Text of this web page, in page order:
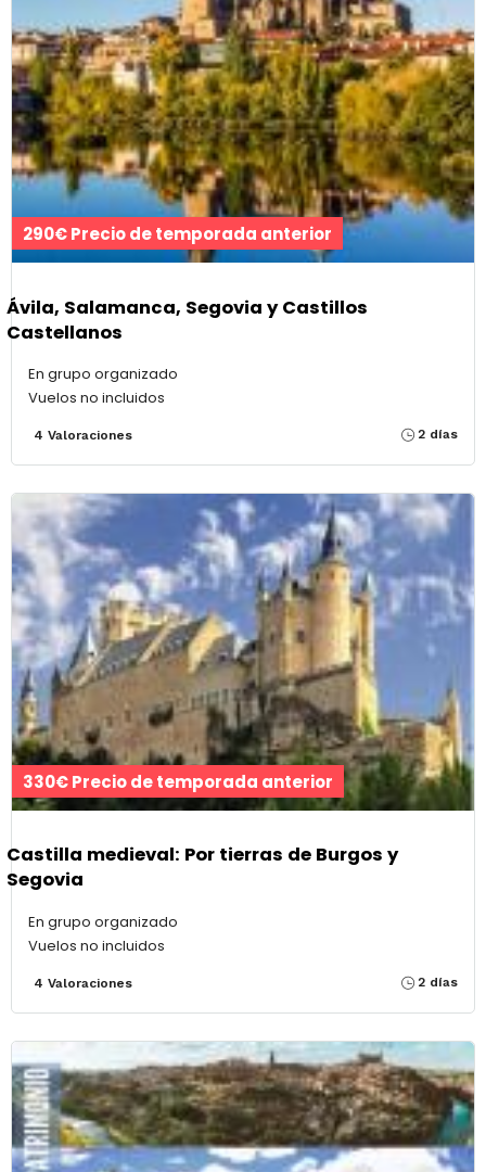
290€ Precio de temporada anterior
Ávila, Salamanca, Segovia y Castillos
Castellanos
En grupo organizado
Vuelos no incluidos
4 Valoraciones 2 días
330€ Precio de temporada anterior
Castilla medieval: Por tierras de Burgos y
Segovia
En grupo organizado
Vuelos no incluidos
4 Valoraciones 2 días